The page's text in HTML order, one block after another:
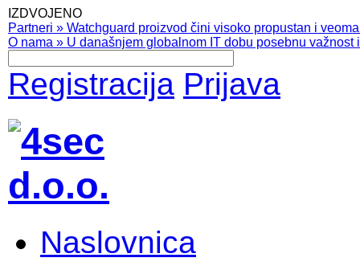
IZDVOJENO
Partneri » Watchguard proizvod čini visoko propustan i
O nama » U današnjem globalnom IT dobu posebnu
Registracija Prijava
Naslovnica